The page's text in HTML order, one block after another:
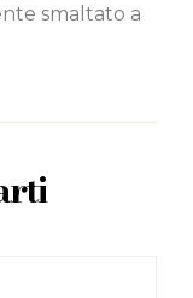
smaltato a